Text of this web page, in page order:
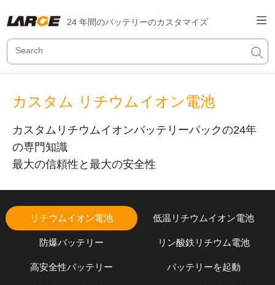
24 年間のバッテリーのカスタマイズ
カスタム リチウムイオン電池
カスタムリチウムイオンバッテリーパックの24年
の専門知識
最大の信頼性と最大の安全性
リチウムイオン電池 低温リチウムイオン電池
防爆バッテリー リン酸鉄リチウム電池
高安全性バッテリー バッテリーを起動